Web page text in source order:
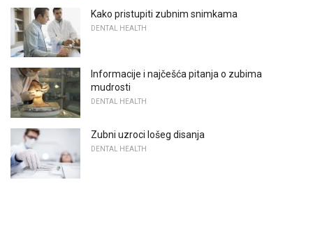
Kako pristupiti zubnim snimkama
DENTAL HEALTH
Informacije i najčešća pitanja o zubima
mudrosti
DENTAL HEALTH
Zubni uzroci lošeg disanja
DENTAL HEALTH